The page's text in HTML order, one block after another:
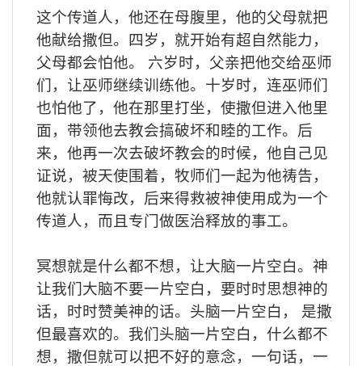
这个传道人，他还在母腹里，他的父母就把
他献给撒但。四岁，就开始有超自然能力，
父母都会怕他。 六岁时，父亲把他交给巫师
们，让巫师继续训练他。十岁时，连巫师们
也怕他了，他在那里打坐，使撒但进入他里
面，带领他去教会搞破坏和睦的工作。后
来，他再一次去破坏教会的时候，他自己见
证说，被天使围着，牧师们一起为他祷告，
他就认罪悔改，后来得救被神使用成为一个
传道人，而且专门做医治释放的事工。
冥想就是什么都不想，让大脑一片空白。神
让我们大脑不要一片空白，要时时思想神的
话，时时赞美神的话。头脑一片空白，
是撒
但最喜欢的。我们头脑一片空白，什么都不
想，撒但就可以把不好的意念，一句话，一